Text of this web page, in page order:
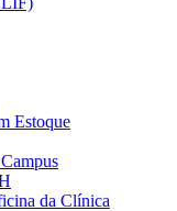
Estoque
da Clínica